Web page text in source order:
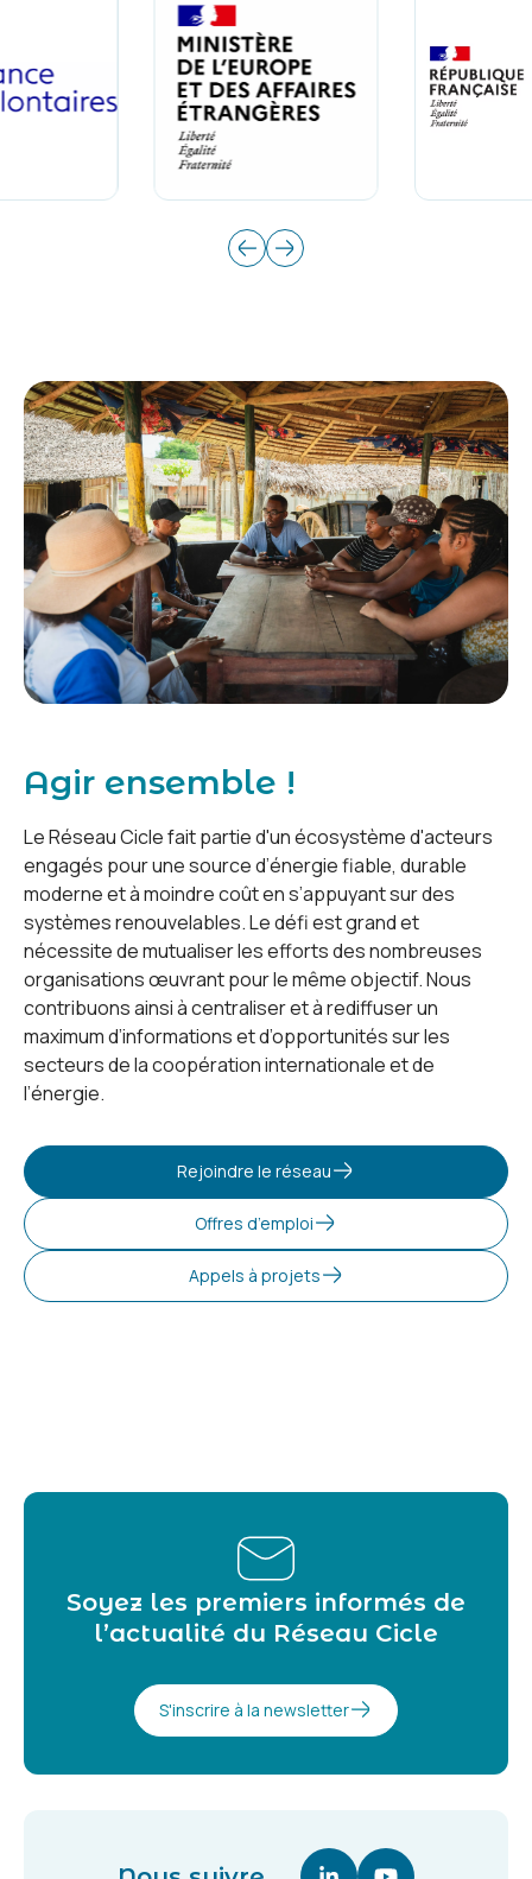
Agir ensemble !
Le Réseau Cicle fait partie d'un écosystème d'acteurs
engagés pour une source d’énergie fiable, durable
moderne et à moindre coût en s’appuyant sur des
systèmes renouvelables. Le défi est grand et
nécessite de mutualiser les efforts des nombreuses
organisations œuvrant pour le même objectif. Nous
contribuons ainsi à centraliser et à rediffuser un
maximum d’informations et d’opportunités sur les
secteurs de la coopération internationale et de
l’énergie.
Rejoindre le réseau
Offres d’emploi
Appels à projets
Soyez les premiers informés de
l’actualité du Réseau Cicle
S'inscrire à la newsletter